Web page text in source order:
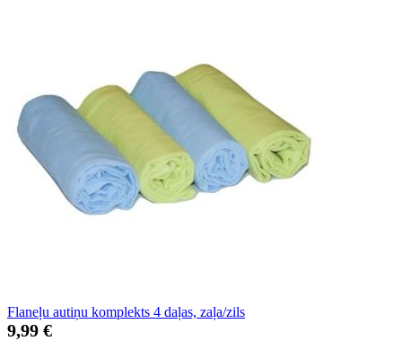
Flaneļu autiņu komplekts 4 daļas, zaļa/zils
9,99 €